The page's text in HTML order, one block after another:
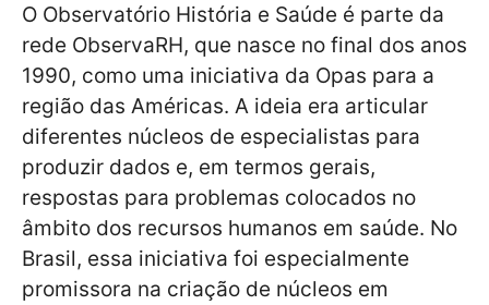
O Observatório História e Saúde é parte da
rede ObservaRH, que nasce no final dos anos
1990, como uma iniciativa da Opas para a
região das Américas. A ideia era articular
diferentes núcleos de especialistas para
produzir dados e, em termos gerais,
respostas para problemas colocados no
âmbito dos recursos humanos em saúde. No
Brasil, essa iniciativa foi especialmente
promissora na criação de núcleos em